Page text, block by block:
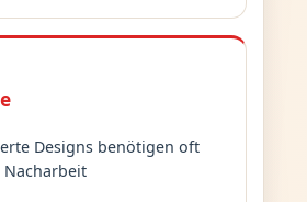
Designs benötigen oft
Nacharbeit